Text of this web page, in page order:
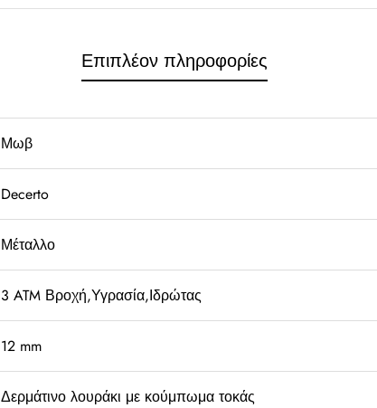
Επιπλέον πληροφορίες
Μωβ
Decerto
Μέταλλο
3 ATM Βροχή,Υγρασία,Ιδρώτας
12 mm
Δερμάτινο λουράκι με κούμπωμα τοκάς